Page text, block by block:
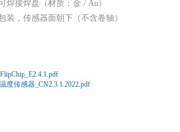
焊接焊盘（材质：金 / Au）
装，传感器面朝下（不含卷轴）
度传感器_CN2.3.1.2022.pdf